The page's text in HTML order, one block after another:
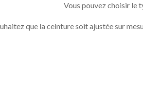
Vous pouvez choisir le
que la ceinture soit ajustée sur